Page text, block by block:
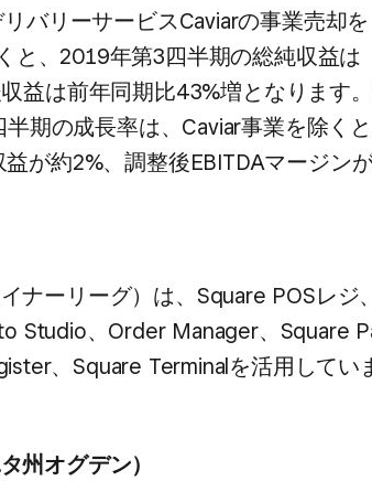
バリーサービスCaviarの​事業売却を​
と、​2019年第3四半期の​総純収益は​
益は​前年同期比43%増と​なります
期の​成長率は、​Caviar事業を​除くと
が​約2%、​調整後EBITDAマージンが​
ナーリーグ）は、​Square POSレジ
Studio、​Order Manager、​Square
、​Square Terminalを​活用してい
州オグデン）